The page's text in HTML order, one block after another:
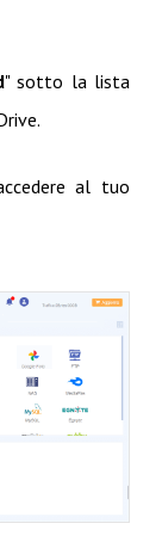
" sotto la lista
al tuo